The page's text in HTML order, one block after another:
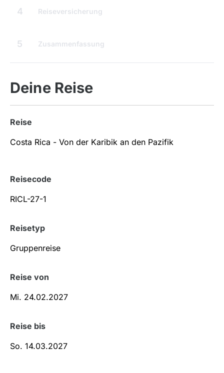
4 Reiseversicherung
5 Zusammenfassung
Deine Reise
Reise
Reisecode
Reisetyp
Reise von
Reise bis